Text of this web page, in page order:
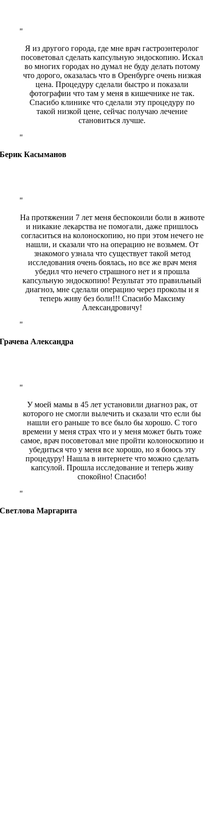
Я из другого города, где мне врач гастроэнтеролог
посоветовал сделать капсульную эндоскопию. Искал
во многих городах но думал не буду делать потому
что дорого, оказалась что в Оренбурге очень низкая
цена. Процедуру сделали быстро и показали
фотографии что там у меня в кишечнике не так.
Спасибо клинике что сделали эту процедуру по
такой низкой цене, сейчас получаю лечение
становиться лучше.
Берик Касыманов
На протяжении 7 лет меня беспокоили боли в животе
и никакие лекарства не помогали, даже пришлось
согласиться на колоноскопию, но при этом нечего не
нашли, и сказали что на операцию не возьмем. От
знакомого узнала что существует такой метод
исследования очень боялась, но все же врач меня
убедил что нечего страшного нет и я прошла
капсульную эндоскопию! Результат это правильный
диагноз, мне сделали операцию через проколы и я
теперь живу без боли!!! Спасибо Максиму
Александровичу!
Грачева Александра
У моей мамы в 45 лет установили диагноз рак, от
которого не смогли вылечить и сказали что если бы
нашли его раньше то все было бы хорошо. С того
времени у меня страх что и у меня может быть тоже
самое, врач посоветовал мне пройти колоноскопию и
убедиться что у меня все хорошо, но я боюсь эту
процедуру! Нашла в интернете что можно сделать
капсулой. Прошла исследование и теперь живу
спокойно! Спасибо!
Светлова Маргарита